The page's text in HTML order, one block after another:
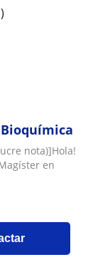
nota)]Hola!
en